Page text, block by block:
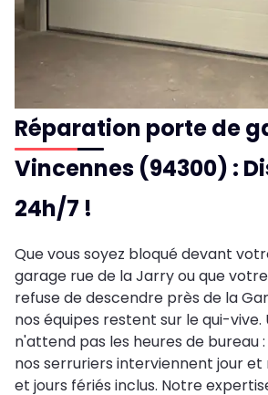
Réparation porte de
Vincennes (94300) :
24h/7 !
Que vous soyez bloqué devant
garage rue de la Jarry ou que
refuse de descendre près de la
nos équipes restent sur le qui-vive.
n'attend pas les heures de bureau
nos serruriers interviennent jour et
et jours fériés inclus. Notre